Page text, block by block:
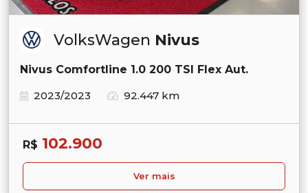
VolksWagen Nivus
Nivus Comfortline 1.0 200 TSI Flex Aut.
2023/2023
92.447 km
R$ 102.900
Ver mais